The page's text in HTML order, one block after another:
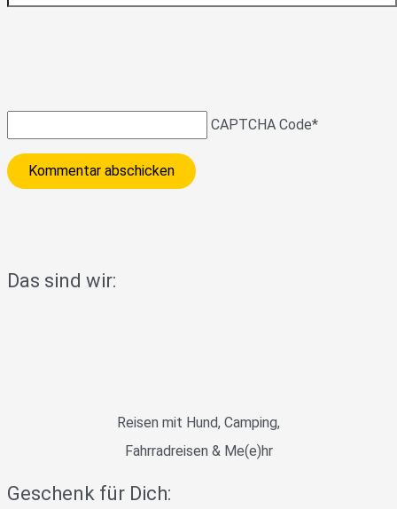
CAPTCHA Code*
Das sind wir:
Reisen mit Hund, Camping,
Fahrradreisen & Me(e)hr
Geschenk für Dich: